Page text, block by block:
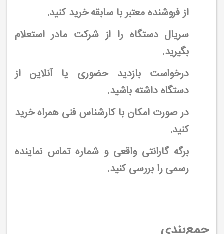
از فروشنده معتبر با سابقه خرید کنید.
سریال دستگاه را از شرکت مادر استعلام
بگیرید.
درخواست بازدید حضوری یا آنلاین از
دستگاه داشته باشید.
در صورت امکان با کارشناس فنی همراه خرید
کنید.
برگه گارانتی واقعی و شماره تماس نماینده
رسمی را بررسی کنید.